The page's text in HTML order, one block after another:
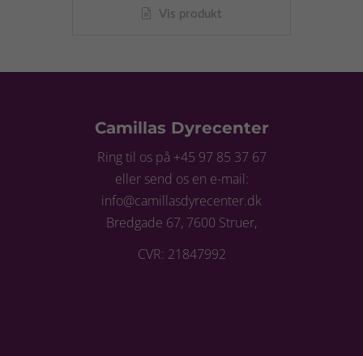
Vis produkt
Camillas Dyrecenter
Ring til os på +45 97 85 37 67
eller send os en e-mail:
info@camillasdyrecenter.dk
Bredgade 67, 7600 Struer,
CVR: 21847992